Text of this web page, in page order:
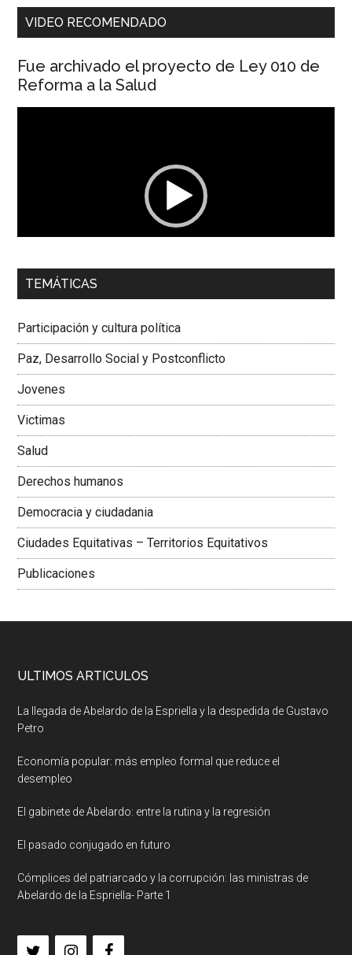
VIDEO RECOMENDADO
Fue archivado el proyecto de Ley 010 de
Reforma a la Salud
00:00 01:04
Dra. Carolina Corcho Mejía,Presidenta Corporación
Colombiana
TEMÁTICAS
Participación y cultura política
Paz, Desarrollo Social y Postconflicto
Jovenes
Victimas
Salud
Derechos humanos
Democracia y ciudadania
Ciudades Equitativas – Territorios Equitativos
Publicaciones
ULTIMOS ARTICULOS
La llegada de Abelardo de la Espriella y la despedida de Gustavo
Petro
Economía popular: más empleo formal que reduce el
desempleo
El gabinete de Abelardo: entre la rutina y la regresión
El pasado conjugado en futuro
Cómplices del patriarcado y la corrupción: las ministras de
Abelardo de la Espriella- Parte 1